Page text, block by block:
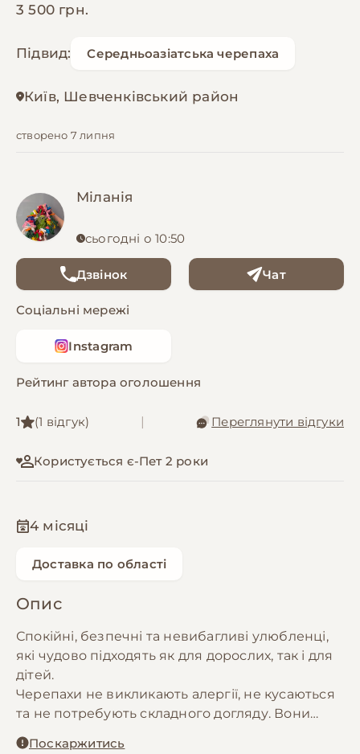
3 500 грн.
Підвид: Середньоазіатська черепаха
Київ, Шевченківський район
створено 7 липня
Міланія
сьогодні о 10:50
Дзвінок Чат
Соціальні мережі
Instagram
Рейтинг автора оголошення
1 (1 відгук) Переглянути відгуки
Користується є-Пет 2 роки
4 місяці
Доставка по області
Опис
Спокійні, безпечні та невибагливі улюбленці,
які чудово підходять як для дорослих, так і для
дітей.
Черепахи не викликають алергії, не кусаються
та не потребують складного догляду. Вони
Поскаржитись